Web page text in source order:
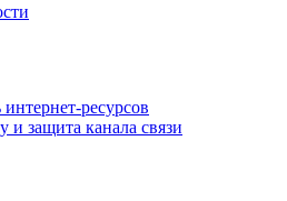
ресурсов
и защита канала связи